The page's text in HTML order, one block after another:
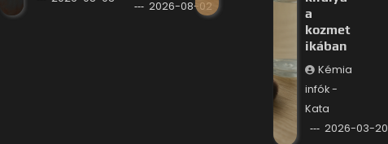
2026-08-02
a
kozmet
ikában
Kémia
infók -
Kata
2026-03-20